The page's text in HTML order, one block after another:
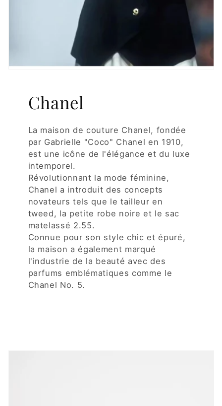
Chanel
La maison de couture Chanel, fondée
par Gabrielle "Coco" Chanel en 1910,
est une icône de l'élégance et du luxe
intemporel.
Révolutionnant la mode féminine,
Chanel a introduit des concepts
novateurs tels que le tailleur en
tweed, la petite robe noire et le sac
matelassé 2.55.
Connue pour son style chic et épuré,
la maison a également marqué
l'industrie de la beauté avec des
parfums emblématiques comme le
Chanel No. 5.